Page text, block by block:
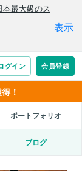
！
ポートフォリオ
ブログ